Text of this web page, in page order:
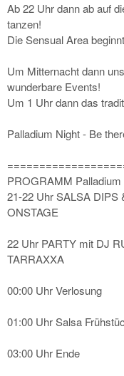
Ab 22 Uhr dann ab auf
tanzen!
Die Sensual Area
Um Mitternacht dann
wunderbare Events!
Um 1 Uhr dann das
Palladium Night - Be
PROGRAMM Palladium
21-22 Uhr SALSA DIPS
ONSTAGE
22 Uhr PARTY mit DJ
TARRAXXA
00:00 Uhr Verlosung
01:00 Uhr Salsa
03:00 Uhr Ende